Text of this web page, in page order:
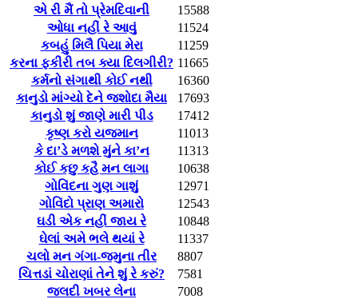
એ રી મૈં તો પ્રેમદિવાની
15588
ઓધા નહીં રે આવું
11524
કબહું મિલૈ પિયા મેરા
11259
કરના ફકીરી તબ ક્યા દિલગીરી? 11665
કર્મનો સંગાથી કોઈ નથી
16360
કાનુડો માંગ્યો દેને જશોદા મૈયા
17693
કાનુડો શું જાણે મારી પીડ
17412
કૃષ્ણ કરો યજમાન
11013
કે દા’ડે મળશે મુંને કા’ન
11313
કોઈ કછુ કહૈ મન લાગા
10638
ગોવિંદના ગુણ ગાશું
12971
ગોવિંદો પ્રાણ અમારો
12543
ઘડી એક નહીં જાય રે
10848
ઘેલાં અમે ભલે થયાં રે
11337
ચલો મન ગંગા-જમુના તીર
8807
ચિત્તડાં ચોરાણાં તેને શું રે કરું?
7581
જલદી ખબર લેના
7008